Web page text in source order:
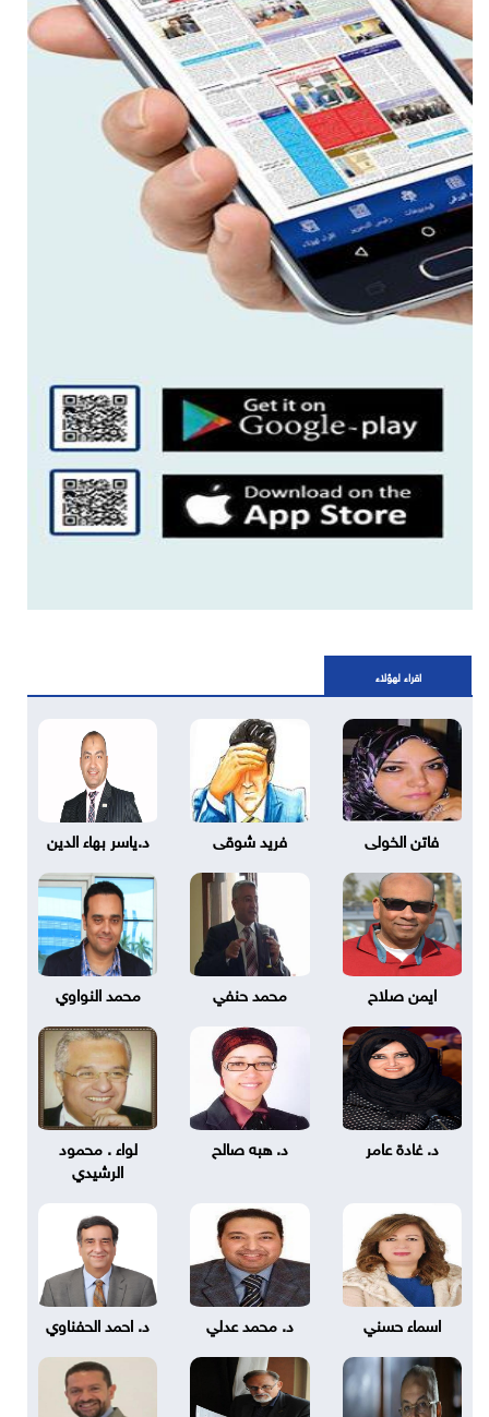
اقراء لهؤلاء
فاتن الخولى فريد شوقى د.ياسر بهاء الدين
ايمن صلاح محمد حنفي محمد النواوي
د. غادة عامر د. هبه صالح
لواء . محمود
الرشيدي
اسماء حسني د. محمد عدلي د. احمد الحفناوي